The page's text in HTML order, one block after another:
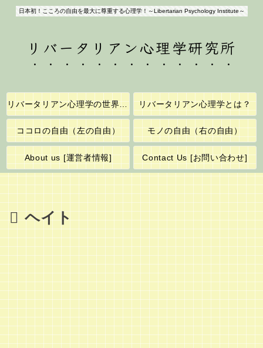
日本初！こころの自由を最大に尊重する心理学！～Libertarian Psychology Institute～
リバータリアン心理学研究所
リバータリアン心理学の世界へようこそ！ リバータリアン心理学とは？
ココロの自由（左の自由） モノの自由（右の自由）
About us [運営者情報] Contact Us [お問い合わせ]
ヘイト